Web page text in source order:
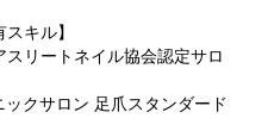
キル】
リートネイル協会認定サロ
クサロン 足爪スタンダード